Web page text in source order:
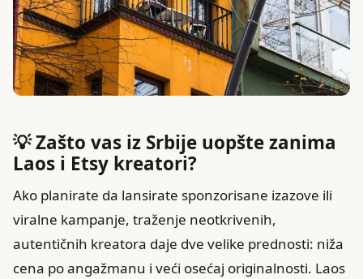
💡 Zašto vas iz Srbije uopšte zanima
Laos i Etsy kreatori?
Ako planirate da lansirate sponzorisane izazove ili
viralne kampanje, traženje neotkrivenih,
autentičnih kreatora daje dve velike prednosti: niža
cena po angažmanu i veći osećaj originalnosti. Laos